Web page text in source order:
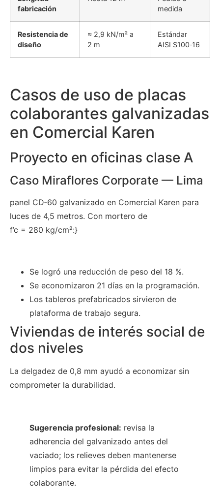
fabricación
medida
Resistencia de
diseño
≈ 2,9 kN/m² a
2 m
Estándar
AISI S100‑16
Casos de uso de placas
colaborantes galvanizadas
en Comercial Karen
Proyecto en oficinas clase A
Caso Miraflores Corporate — Lima
panel CD‑60 galvanizado en Comercial Karen para
luces de 4,5 metros. Con mortero de
f’c = 280 kg/cm²:}
Se logró una reducción de peso del 18 %.
Se economizaron 21 días en la programación.
Los tableros prefabricados sirvieron de
plataforma de trabajo segura.
Viviendas de interés social de
dos niveles
La delgadez de 0,8 mm ayudó a economizar sin
comprometer la durabilidad.
Sugerencia profesional: revisa la
adherencia del galvanizado antes del
vaciado; los relieves deben mantenerse
limpios para evitar la pérdida del efecto
colaborante.